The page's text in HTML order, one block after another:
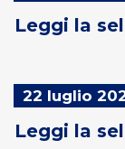
Leggi la
22 luglio
Leggi la